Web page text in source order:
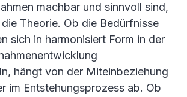
machbar und sinnvoll sind,
Theorie. Ob die Bedürfnisse
sich in harmonisiert Form in der
hängt von der Miteinbeziehung
im Entstehungsprozess ab. Ob